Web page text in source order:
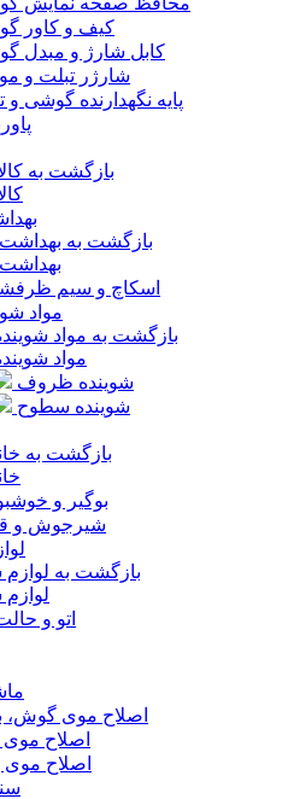
کیف و کاور
کابل شارژ و مبدل
شارژر تبلت و
پایه نگهدارنده گوشی و
بازگشت به
بازگشت به
اسکاچ و سیم
مواد
بازگشت به مواد
مواد
شوینده ظروف
شوینده سطوح
بازگشت به
بوگیر و
شیرجوش و
بازگشت به
اتو و
اصلاح موی گوش،
اصلاح موی
اصلاح موی